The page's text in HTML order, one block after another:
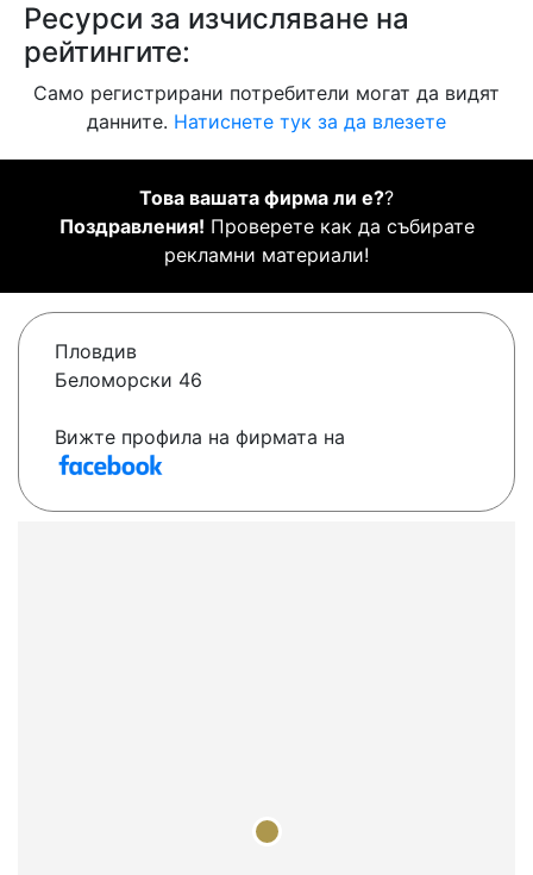
Ресурси за изчисляване на
рейтингите:
Само регистрирани потребители могат да видят
данните. Натиснете тук за да влезете
Това вашата фирма ли е??
Поздравления! Проверете как да събирате
рекламни материали!
Пловдив
Беломорски 46
Вижте профила на фирмата на